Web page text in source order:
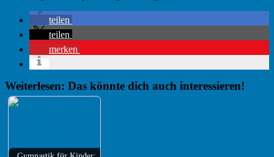
teilen
teilen
merken
Weiterlesen: Das könnte dich auch interessieren!